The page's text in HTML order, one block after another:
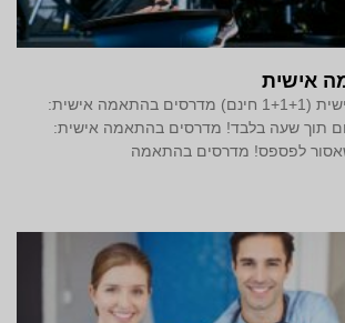
אישית
מדרסים בהתאמה אישית (1+1+1 חינם) מדרסים בהתאמה אישית:
תוך שעה בלבד! מדרסים בהתאמה אישית: